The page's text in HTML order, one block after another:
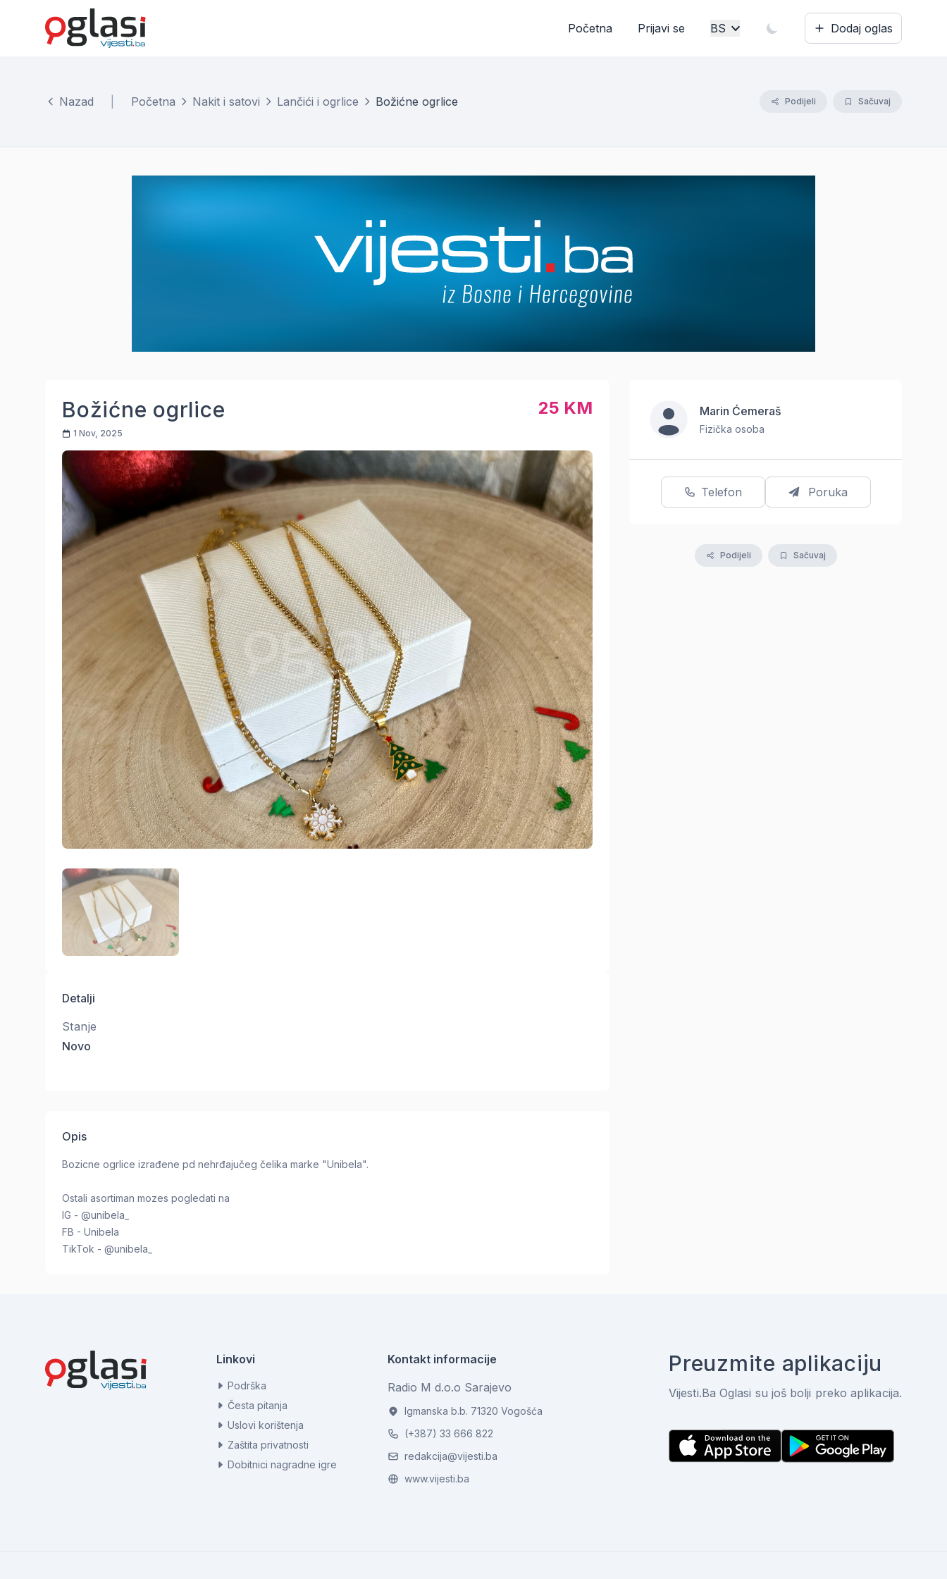
Početna Prijavi se BS Dodaj oglas
Nazad Početna Nakit i satovi Lančići i ogrlice Božićne ogrlice Podijeli Sačuvaj
Božićne ogrlice
1 Nov, 2025
25 KM
Detalji
Stanje
Novo
Opis
Bozicne ogrlice izrađene pd nehrđajučeg čelika marke "Unibela".
Ostali asortiman mozes pogledati na
IG - @unibela_
FB - Unibela
TikTok - @unibela_
Marin Ćemeraš
Fizička osoba
Telefon Poruka
Podijeli Sačuvaj
Linkovi
Podrška
Česta pitanja
Uslovi korištenja
Zaštita privatnosti
Dobitnici nagradne igre
Kontakt informacije
Radio M d.o.o Sarajevo
Igmanska b.b. 71320 Vogošća
(+387) 33 666 822
redakcija@vijesti.ba
www.vijesti.ba
Preuzmite aplikaciju
Vijesti.Ba Oglasi su još bolji preko aplikacija.